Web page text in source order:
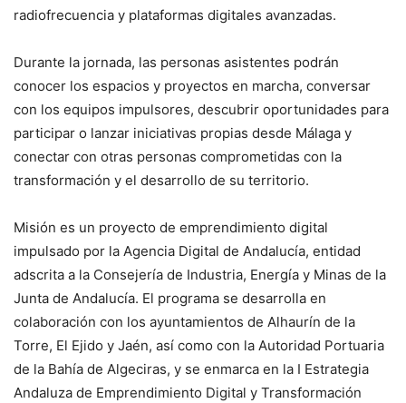
radiofrecuencia y plataformas digitales avanzadas.
Durante la jornada, las personas asistentes podrán
conocer los espacios y proyectos en marcha, conversar
con los equipos impulsores, descubrir oportunidades para
participar o lanzar iniciativas propias desde Málaga y
conectar con otras personas comprometidas con la
transformación y el desarrollo de su territorio.
Misión es un proyecto de emprendimiento digital
impulsado por la Agencia Digital de Andalucía, entidad
adscrita a la Consejería de Industria, Energía y Minas de la
Junta de Andalucía. El programa se desarrolla en
colaboración con los ayuntamientos de Alhaurín de la
Torre, El Ejido y Jaén, así como con la Autoridad Portuaria
de la Bahía de Algeciras, y se enmarca en la I Estrategia
Andaluza de Emprendimiento Digital y Transformación